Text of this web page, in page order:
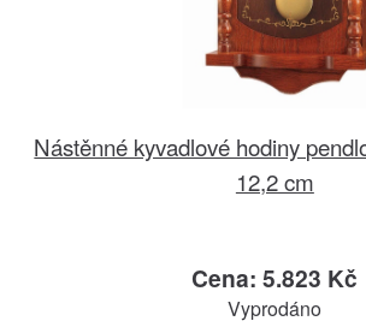
Nástěnné kyvadlové hodiny
12,2 cm
Cena: 5.823 Kč
Vyprodáno